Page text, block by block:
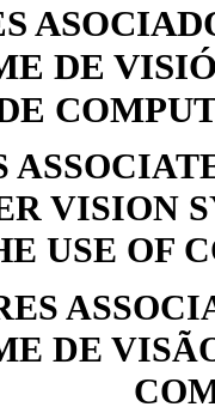
DE
VISION
USE OF
DE